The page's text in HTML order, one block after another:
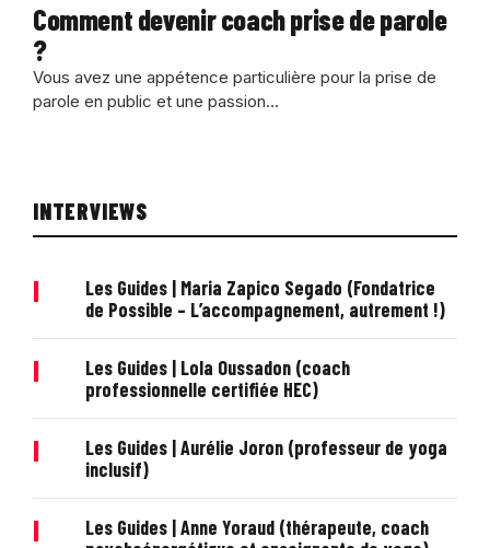
Comment devenir coach prise de parole
?
Vous avez une appétence particulière pour la prise de
parole en public et une passion...
INTERVIEWS
|
Les Guides | Maria Zapico Segado (Fondatrice
de Possible – L’accompagnement, autrement !)
|
Les Guides | Lola Oussadon (coach
professionnelle certifiée HEC)
|
Les Guides | Aurélie Joron (professeur de yoga
inclusif)
|
Les Guides | Anne Yoraud (thérapeute, coach